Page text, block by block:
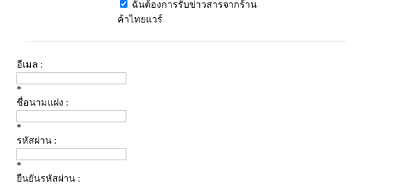
ฉันต้องการรับข่าวสารจากร้าน
ค้าไทยแวร์
อีเมล :
*
ชื่อนามแฝง :
*
รหัสผ่าน :
*
ยืนยันรหัสผ่าน :